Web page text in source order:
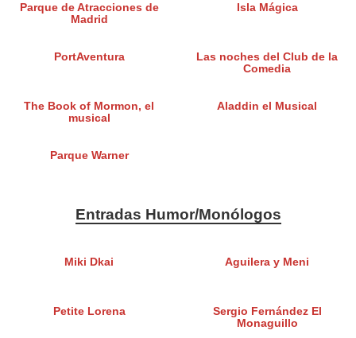
Parque de Atracciones de
Madrid
Isla Mágica
PortAventura
Las noches del Club de la
Comedia
The Book of Mormon, el
musical
Aladdin el Musical
Parque Warner
Entradas Humor/Monólogos
Miki Dkai Aguilera y Meni
Petite Lorena
Sergio Fernández El
Monaguillo